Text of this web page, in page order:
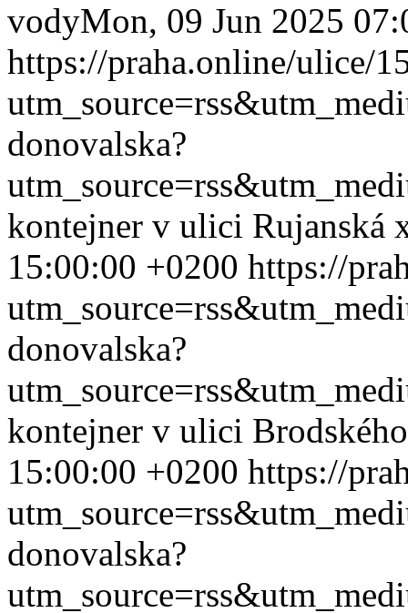
vodyMon, 09 Jun 2025
https://praha.online/ulice/
donovalska?
kontejner v ulici Rujanská
15:00:00 +0200 https://
donovalska?
kontejner v ulici
15:00:00 +0200 https://
donovalska?